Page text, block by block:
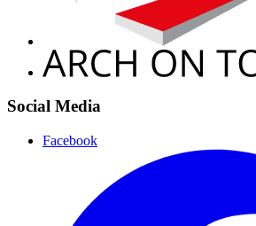
Social Media
Facebook